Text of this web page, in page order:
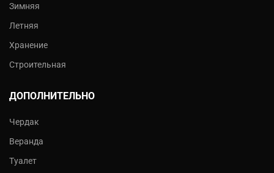
Зимняя
Летняя
Хранение
Строительная
ДОПОЛНИТЕЛЬНО
Чердак
Веранда
Туалет